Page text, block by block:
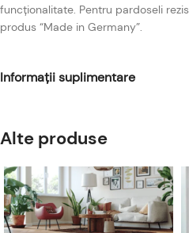
funcționalitate. Pentru pardoseli
produs “Made in Germany”.
Informații suplimentare
Alte produse